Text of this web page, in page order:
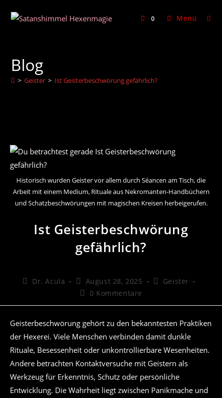
Inhalt
0 Menü
Blog
> Geister > Ist Geisterbeschwörung gefährlich?
Historisch wurden Geister vor allem durch Séancen am Tisch, die
Arbeit mit einem Medium, Rituale aus Nekromanten-Handbüchern
und Schatzbeschwörungen mit magischen Kreisen herbeigerufen.
Ist Geisterbeschwörung
gefährlich?
Beitrags-
Dr. Acula
Beitrag
veröffentlicht:
August 28, 2025
Beitrags-
Geister
Beitrags-
0 Kommentare
Geisterbeschwörung gehört zu den bekanntesten Praktiken
der Hexerei. Viele Menschen verbinden damit dunkle
Rituale, Besessenheit oder unkontrollierbare Wesenheiten.
Andere betrachten Kontaktversuche mit Geistern als
Werkzeug für Erkenntnis, Schutz oder persönliche
Entwicklung. Die Wahrheit liegt zwischen Panikmache und